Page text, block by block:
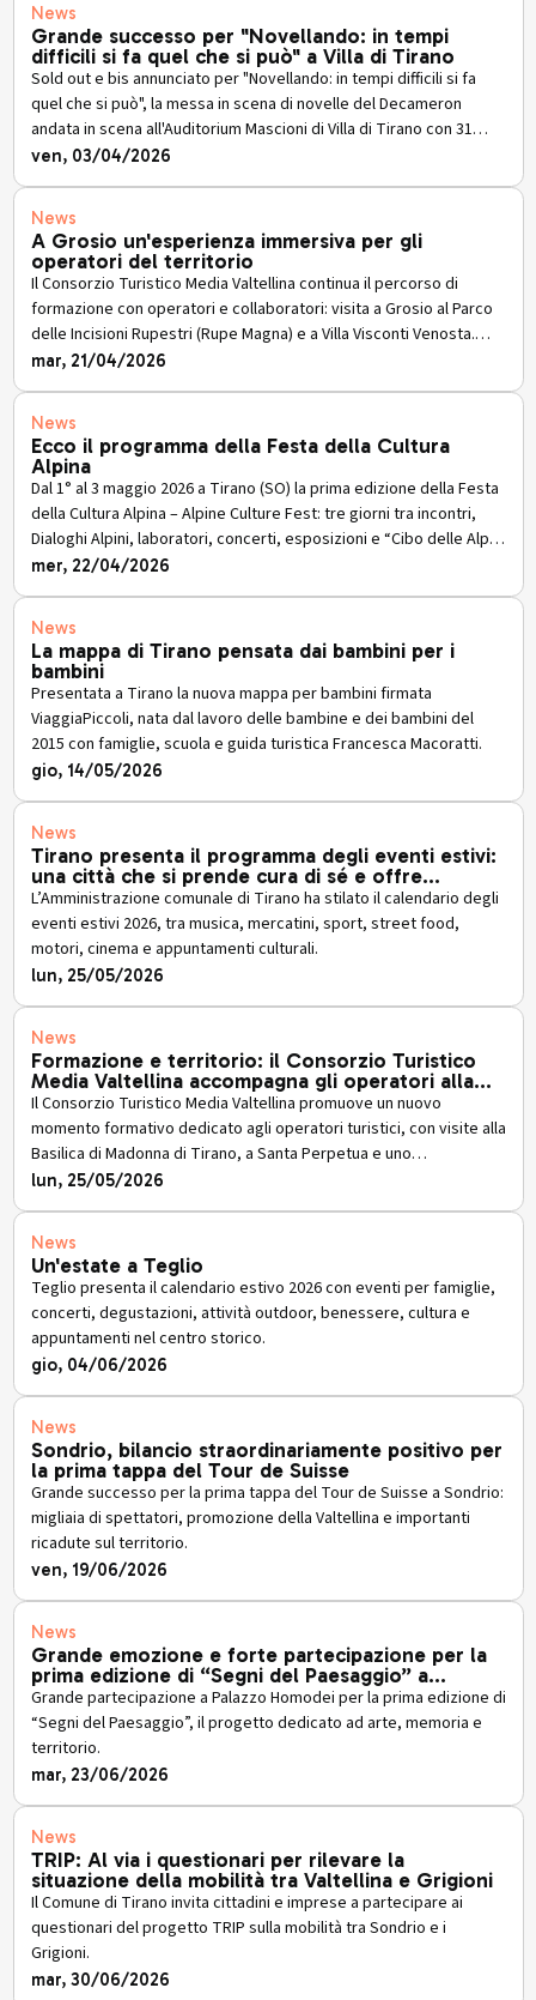
News
Grande successo per "Novellando: in tempi
difficili si fa quel che si può" a Villa di Tirano
Sold out e bis annunciato per "Novellando: in tempi difficili si fa
quel che si può", la messa in scena di novelle del Decameron
andata in scena all'Auditorium Mascioni di Villa di Tirano con 31
attori dilettanti protagonisti di un laboratorio teatrale di sei mesi.
ven, 03/04/2026
News
A Grosio un'esperienza immersiva per gli
operatori del territorio
Il Consorzio Turistico Media Valtellina continua il percorso di
formazione con operatori e collaboratori: visita a Grosio al Parco
delle Incisioni Rupestri (Rupe Magna) e a Villa Visconti Venosta.
Prossimo appuntamento: conferenza 24 aprile con Gianpaolo
mar, 21/04/2026
News
Ecco il programma della Festa della Cultura
Alpina
Dal 1° al 3 maggio 2026 a Tirano (SO) la prima edizione della Festa
della Cultura Alpina – Alpine Culture Fest: tre giorni tra incontri,
Dialoghi Alpini, laboratori, concerti, esposizioni e “Cibo delle Alpi”
tra Piazza Marinoni e l’area ex Chiesa di S. Giacomo.
mer, 22/04/2026
News
La mappa di Tirano pensata dai bambini per i
bambini
Presentata a Tirano la nuova mappa per bambini firmata
ViaggiaPiccoli, nata dal lavoro delle bambine e dei bambini del
2015 con famiglie, scuola e guida turistica Francesca Macoratti.
gio, 14/05/2026
News
Tirano presenta il programma degli eventi estivi:
una città che si prende cura di sé e offre
emozioni a residenti e turisti.
L’Amministrazione comunale di Tirano ha stilato il calendario degli
eventi estivi 2026, tra musica, mercatini, sport, street food,
motori, cinema e appuntamenti culturali.
lun, 25/05/2026
News
Formazione e territorio: il Consorzio Turistico
Media Valtellina accompagna gli operatori alla
scoperta di Tirano
Il Consorzio Turistico Media Valtellina promuove un nuovo
momento formativo dedicato agli operatori turistici, con visite alla
Basilica di Madonna di Tirano, a Santa Perpetua e uno
showcooking sul chisciöl.
lun, 25/05/2026
News
Un'estate a Teglio
Teglio presenta il calendario estivo 2026 con eventi per famiglie,
concerti, degustazioni, attività outdoor, benessere, cultura e
appuntamenti nel centro storico.
gio, 04/06/2026
News
Sondrio, bilancio straordinariamente positivo per
la prima tappa del Tour de Suisse
Grande successo per la prima tappa del Tour de Suisse a Sondrio:
migliaia di spettatori, promozione della Valtellina e importanti
ricadute sul territorio.
ven, 19/06/2026
News
Grande emozione e forte partecipazione per la
prima edizione di “Segni del Paesaggio” a
Palazzo Homodei
Grande partecipazione a Palazzo Homodei per la prima edizione di
“Segni del Paesaggio”, il progetto dedicato ad arte, memoria e
territorio.
mar, 23/06/2026
News
TRIP: Al via i questionari per rilevare la
situazione della mobilità tra Valtellina e Grigioni
Il Comune di Tirano invita cittadini e imprese a partecipare ai
questionari del progetto TRIP sulla mobilità tra Sondrio e i
Grigioni.
mar, 30/06/2026